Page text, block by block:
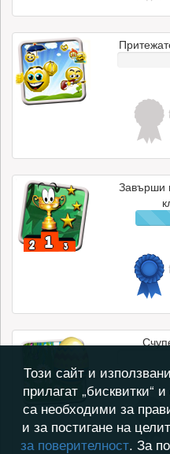
Завърши
Този сайт и
прилагат „бисквитки“
са необходими за
и за постигане на
за поверителност. За